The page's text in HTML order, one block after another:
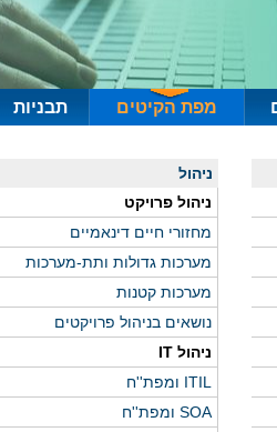
מפת הקיטים תבניות
ניהול
ניהול פרויקט
מחזורי חיים דינאמיים
מערכות גדולות ותת-מערכות
מערכות קטנות
נושאים בניהול פרויקטים
ניהול IT
ITIL ומפת''ח
SOA ומפת''ח